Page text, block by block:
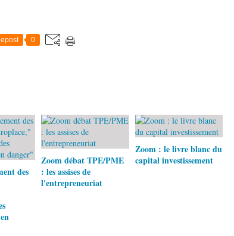
0
des
Zoom débat TPE/PME
: les assises de
l'entrepreneuriat
Zoom : le livre blanc du
capital investissement